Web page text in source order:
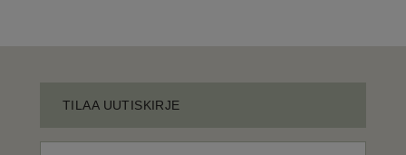
TILAA UUTISKIRJE